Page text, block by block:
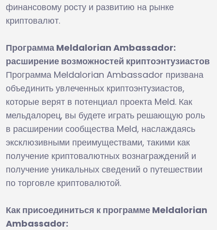
финансовому росту и развитию на рынке
криптовалют.
Программа Meldalorian Ambassador:
расширение возможностей криптоэнтузиастов
Программа Meldalorian Ambassador призвана
объединить увлеченных криптоэнтузиастов,
которые верят в потенциал проекта Meld. Как
мельдалорец, вы будете играть решающую роль
в расширении сообщества Meld, наслаждаясь
эксклюзивными преимуществами, такими как
получение криптовалютных вознаграждений и
получение уникальных сведений о путешествии
по торговле криптовалютой.
Как присоединиться к программе Meldalorian
Ambassador: